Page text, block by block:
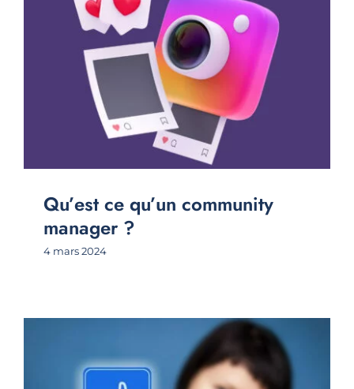
Qu’est ce qu’un community
manager ?
4 mars 2024